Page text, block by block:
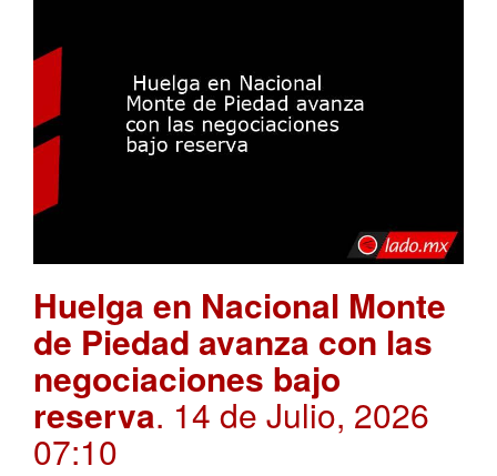
Huelga en Nacional Monte
de Piedad avanza con las
negociaciones bajo
reserva. 14 de Julio, 2026
07:10